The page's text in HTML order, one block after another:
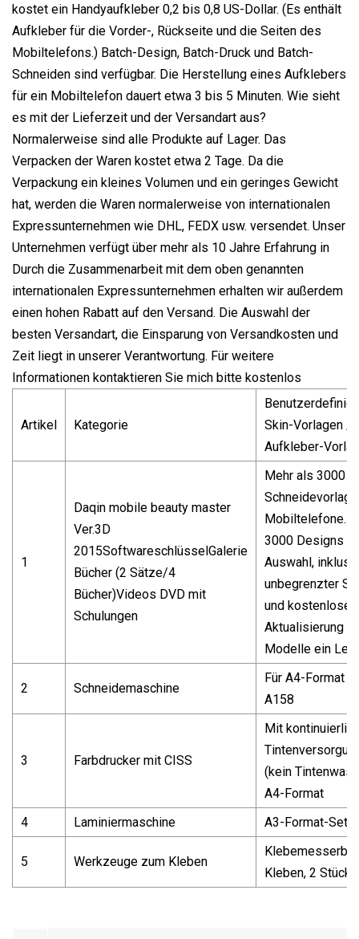
kostet ein Handyaufkleber 0,2 bis 0,8 US-Dollar. (Es enthält
Aufkleber für die Vorder-, Rückseite und die Seiten des
Mobiltelefons.) Batch-Design, Batch-Druck und Batch-
Schneiden sind verfügbar. Die Herstellung eines Aufklebers
für ein Mobiltelefon dauert etwa 3 bis 5 Minuten. Wie sieht
es mit der Lieferzeit und der Versandart aus?
Normalerweise sind alle Produkte auf Lager. Das
Verpacken der Waren kostet etwa 2 Tage. Da die
Verpackung ein kleines Volumen und ein geringes Gewicht
hat, werden die Waren normalerweise von internationalen
Expressunternehmen wie DHL, FEDX usw. versendet. Unser
Unternehmen verfügt über mehr als 10 Jahre Erfahrung in
Durch die Zusammenarbeit mit dem oben genannten
internationalen Expressunternehmen erhalten wir außerdem
einen hohen Rabatt auf den Versand. Die Auswahl der
besten Versandart, die Einsparung von Versandkosten und
Zeit liegt in unserer Verantwortung. Für weitere
Informationen kontaktieren Sie mich bitte kostenlos
Artikel Kategorie
Skin-Vorlagen /
Aufkleber-
1
Daqin mobile beauty master
Ver.3D
2015SoftwareschlüsselGalerie
Bücher (2 Sätze/4
Bücher)Videos DVD mit
Schulungen
Mehr als 3000
Mobiltelefone.
3000 Designs
Auswahl,
unbegrenzter
und kostenloser
Aktualisierung
Modelle ein
2 Schneidemaschine
Für A4-Format
A158
3 Farbdrucker mit CISS
Mit
(kein
A4-Format
4
Laminiermaschine A3-Format-Set
5 Werkzeuge zum Kleben
Kleben, 2